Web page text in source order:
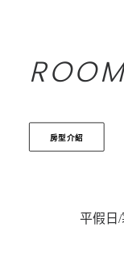
房型介紹
平假日